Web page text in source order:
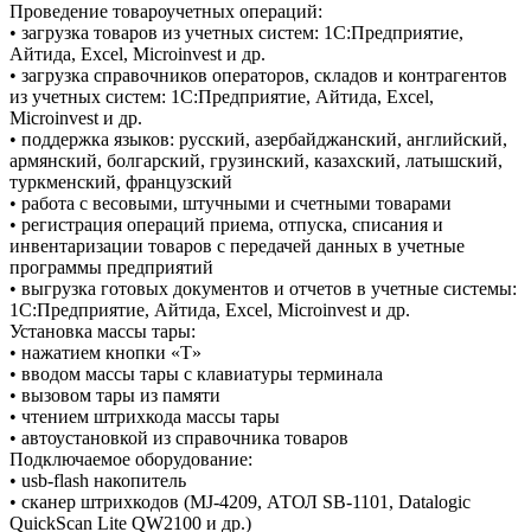
Проведение товароучетных операций:
• загрузка товаров из учетных систем: 1С:Предприятие,
Айтида, Excel, Microinvest и др.
• загрузка справочников операторов, складов и контрагентов
из учетных систем: 1С:Предприятие, Айтида, Excel,
Microinvest и др.
• поддержка языков: русский, азербайджанский, английский,
армянский, болгарский, грузинский, казахский, латышский,
туркменский, французский
• работа с весовыми, штучными и счетными товарами
• регистрация операций приема, отпуска, списания и
инвентаризации товаров с передачей данных в учетные
программы предприятий
• выгрузка готовых документов и отчетов в учетные системы:
1С:Предприятие, Айтида, Excel, Microinvest и др.
Установка массы тары:
• нажатием кнопки «T»
• вводом массы тары с клавиатуры терминала
• вызовом тары из памяти
• чтением штрихкода массы тары
• автоустановкой из справочника товаров
Подключаемое оборудование:
• usb-flash накопитель
• сканер штрихкодов (MJ-4209, АТОЛ SB-1101, Datalogic
QuickScan Lite QW2100 и др.)